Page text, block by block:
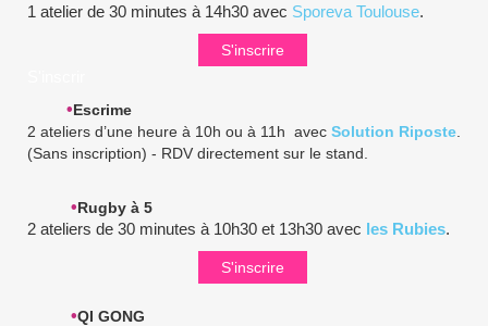
1 atelier de 30 minutes à 14h30 avec Sporeva Toulouse.
S'inscrire
•Escrime
2 ateliers d’une heure à 10h ou à 11h avec Solution Riposte
(Sans inscription) - RDV directement sur le stand.
•Rugby à 5
2 ateliers de 30 minutes à 10h30 et 13h30 avec les Rubies.
S'inscrire
•QI GONG